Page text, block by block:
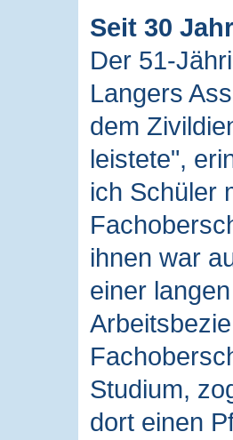
Seit 30
Der 51-
Langers
dem
leistete",
ich Schüler
ihnen war
einer
Studium,
dort einen